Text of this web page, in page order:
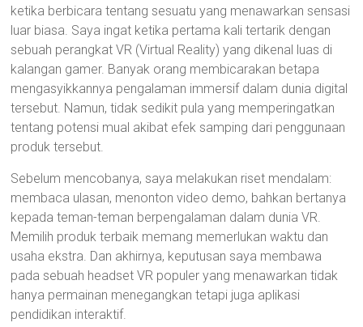
ketika berbicara tentang sesuatu yang menawarkan sensasi
luar biasa. Saya ingat ketika pertama kali tertarik dengan
sebuah perangkat VR (Virtual Reality) yang dikenal luas di
kalangan gamer. Banyak orang membicarakan betapa
mengasyikkannya pengalaman immersif dalam dunia digital
tersebut. Namun, tidak sedikit pula yang memperingatkan
tentang potensi mual akibat efek samping dari penggunaan
produk tersebut.
Sebelum mencobanya, saya melakukan riset mendalam:
membaca ulasan, menonton video demo, bahkan bertanya
kepada teman-teman berpengalaman dalam dunia VR.
Memilih produk terbaik memang memerlukan waktu dan
usaha ekstra. Dan akhirnya, keputusan saya membawa
pada sebuah headset VR populer yang menawarkan tidak
hanya permainan menegangkan tetapi juga aplikasi
pendidikan interaktif.